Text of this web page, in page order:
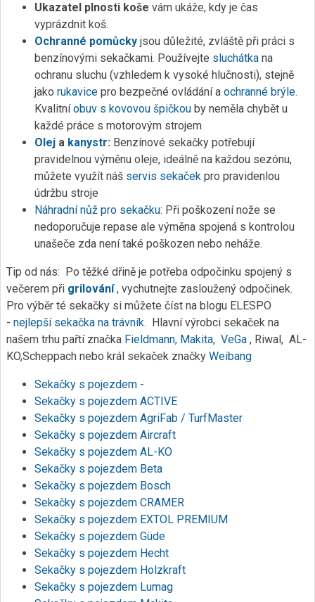
Ukazatel plnosti koše vám ukáže, kdy je čas
vyprázdnit koš.
Ochranné pomůcky jsou důležité, zvláště při práci s
benzínovými sekačkami. Používejte sluchátka na
ochranu sluchu (vzhledem k vysoké hlučnosti), stejně
jako rukavice pro bezpečné ovládání a ochranné brýle.
Kvalitníobuv s kovovou špičkou by neměla chybět u
každé práce s motorovým strojem
Olej a kanystr: Benzínové sekačky potřebují
pravidelnou výměnu oleje, ideálně na každou sezónu,
můžete využít náš servis sekaček pro pravidenlou
údržbu stroje
Náhradní nůž pro sekačku: Při poškození nože se
nedoporučuje repase ale výměna spojená s kontrolou
unašeče zda není také poškozen nebo neháže.
Tip od nás: Po těžké dřině je potřeba odpočinku spojený s
večerem při grilování, vychutnejte zasloužený odpočinek.
Pro výběr té sekačky si můžete číst na blogu ELESPO
- nejlepší sekačka na trávník. Hlavní výrobci sekaček na
našem trhu pařtí značka Fieldmann, Makita, VeGa , Riwal, AL-
KO,Scheppach nebo král sekaček značky Weibang
Sekačky s pojezdem -
Sekačky s pojezdem ACTIVE
Sekačky s pojezdem AgriFab / TurfMaster
Sekačky s pojezdem Aircraft
Sekačky s pojezdem AL-KO
Sekačky s pojezdem Beta
Sekačky s pojezdem Bosch
Sekačky s pojezdem CRAMER
Sekačky s pojezdem EXTOL PREMIUM
Sekačky s pojezdem Güde
Sekačky s pojezdem Hecht
Sekačky s pojezdem Holzkraft
Sekačky s pojezdem Lumag